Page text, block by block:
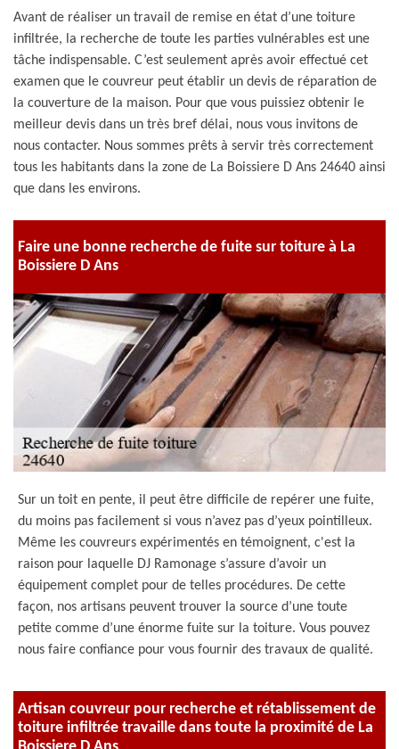
Avant de réaliser un travail de remise en état d’une toiture
infiltrée, la recherche de toute les parties vulnérables est une
tâche indispensable. C’est seulement après avoir effectué cet
examen que le couvreur peut établir un devis de réparation de
la couverture de la maison. Pour que vous puissiez obtenir le
meilleur devis dans un très bref délai, nous vous invitons de
nous contacter. Nous sommes prêts à servir très correctement
tous les habitants dans la zone de La Boissiere D Ans 24640 ainsi
que dans les environs.
Faire une bonne recherche de fuite sur toiture à La
Boissiere D Ans
Sur un toit en pente, il peut être difficile de repérer une fuite,
du moins pas facilement si vous n’avez pas d’yeux pointilleux.
Même les couvreurs expérimentés en témoignent, c'est la
raison pour laquelle DJ Ramonage s’assure d’avoir un
équipement complet pour de telles procédures. De cette
façon, nos artisans peuvent trouver la source d’une toute
petite comme d’une énorme fuite sur la toiture. Vous pouvez
nous faire confiance pour vous fournir des travaux de qualité.
Artisan couvreur pour recherche et rétablissement de
toiture infiltrée travaille dans toute la proximité de La